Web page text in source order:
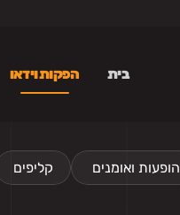
הפקות וידאו בית
קליפים הופעות ואומנים